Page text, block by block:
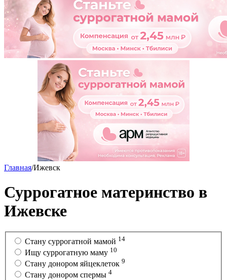
Главная/Ижевск
Суррогатное материнство в
Ижевске
Cтану суррогатной мамой 14
Ищу суррогатную маму 10
Стану донором яйцеклеток 9
Стану донором спермы 4